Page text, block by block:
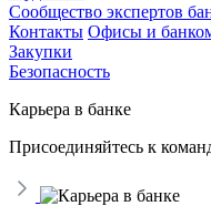
Сообщество экспертов
Контакты Офисы и
Закупки
Безопасность
Карьера в банке
Присоединяйтесь к